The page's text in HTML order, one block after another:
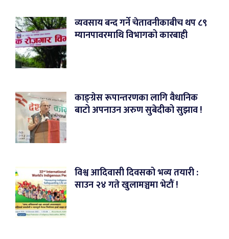
व्यवसाय बन्द गर्ने चेतावनीकाबीच थप ८९
म्यानपावरमाथि विभागको कारबाही
काङ्ग्रेस रूपान्तरणका लागि वैधानिक
बाटो अपनाउन अरुण सुबेदीको सुझाव !
विश्व आदिवासी दिवसको भव्य तयारी :
साउन २४ गते खुलामञ्चमा भेटौं !